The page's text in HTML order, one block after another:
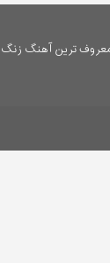
ترین آهنگ